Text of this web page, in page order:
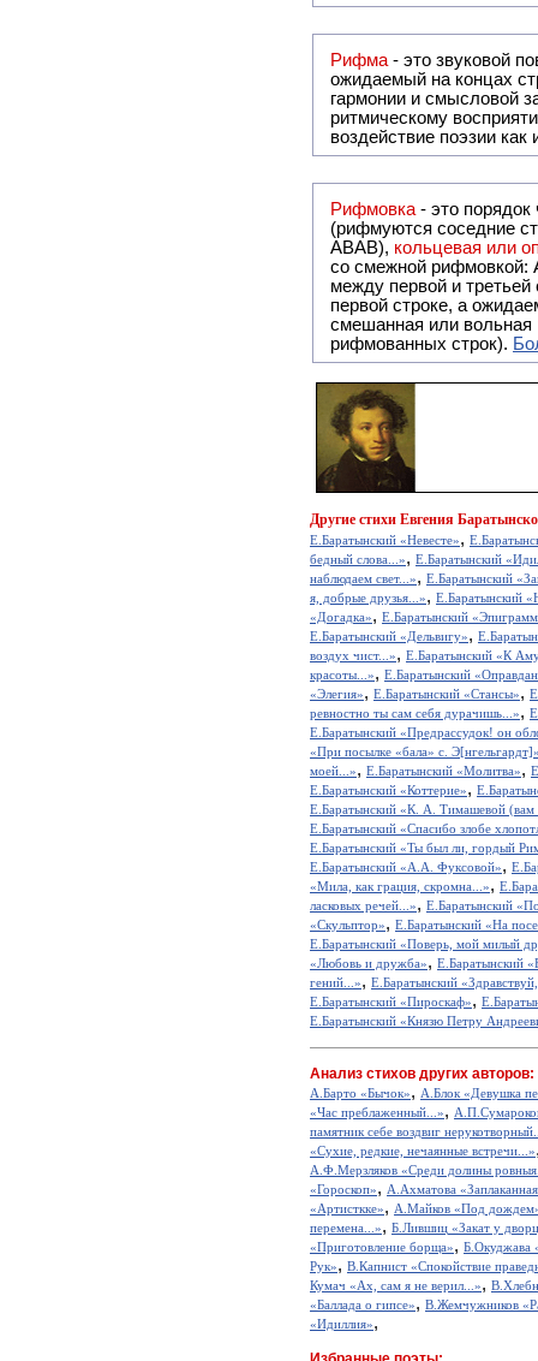
Рифма- это звуковой повтор, традиционно используемый в поэзии и, как
ожидаемый на концах
гармонии и смысловой
ритмическому
воздействие поэзии
Рифмовка- это
(рифмуются соседние
ABAB), кольцевая или
со смежной рифмовкой:
между первой и
первой строке, а
смешанная или
рифмованных строк).
Другие стихи Евгения
Е.Баратынский «Невесте»,
бедный слова...», Е.Баратынский
наблюдаем свет...», Е.Баратынский
я, добрые друзья...», Е.Баратынский
«Догадка», Е.Баратынский
Е.Баратынский «Дельвигу»,
воздух чист...», Е.Баратынский «К
красоты...», Е.Баратынский
«Элегия», Е.Баратынский «Стансы»,
ревностно ты сам себя дурачишь...»,
Е.Баратынский «Предрассудок! он
«При посылке «бала» с.
моей...», Е.Баратынский «Молитва»,
Е.Баратынский «Коттерие»,
Е.Баратынский «К. А. Тимашевой (вам
Е.Баратынский «Спасибо злобе
Е.Баратынский «Ты был ли, гордый
Е.Баратынский «А.А. Фуксовой»,
«Мила, как грация, скромна...»,
ласковых речей...», Е.Баратынский
«Скульптор», Е.Баратынский «На
Е.Баратынский «Поверь, мой милый
«Любовь и дружба», Е.Баратынский
гений...», Е.Баратынский
Е.Баратынский «Пироскаф»,
Е.Баратынский «Князю Петру
Анализ стихов других авторов:
А.Барто «Бычок», А.Блок «Девушка
«Час преблаженный...»,
памятник себе воздвиг
«Сухие, редкие, нечаянные встречи...»
А.Ф.Мерзляков «Среди долины
«Гороскоп», А.Ахматова
«Артисткке», А.Майков «Под
перемена...», Б.Лившиц «Закат у
«Приготовление борща», Б.Окуджава
Рук», В.Капнист «Спокойствие
Кумач «Ах, сам я не верил...»,
«Баллада о гипсе», В.Жемчужников
«Идиллия»,